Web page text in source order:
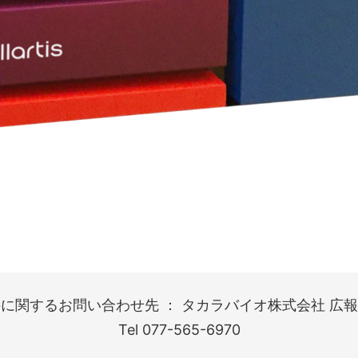
関するお問い合わせ先 ： タカラバイオ株式会社 広
Tel 077-565-6970